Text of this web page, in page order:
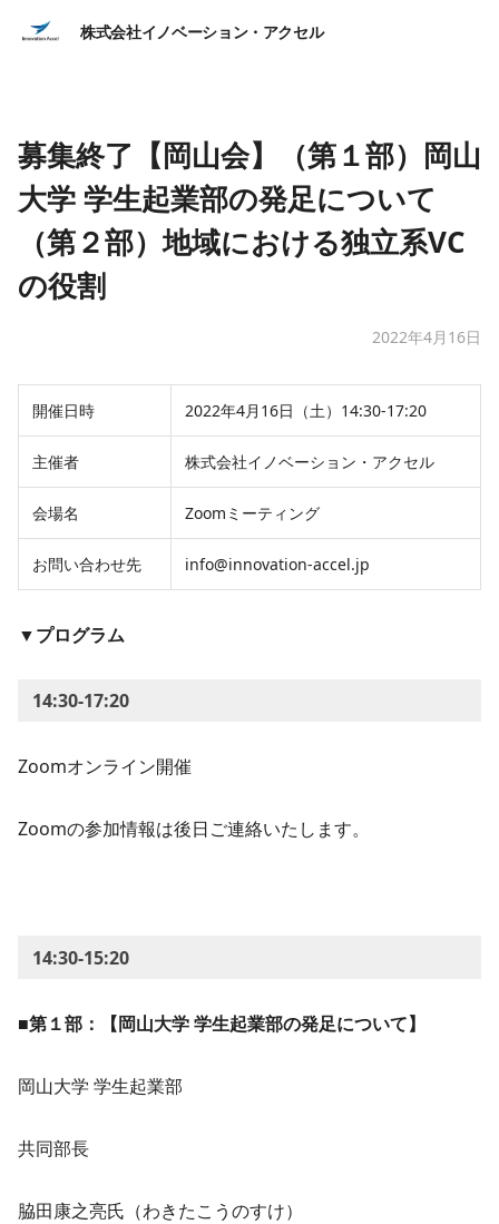
株式会社イノベーション・アクセル
募集終了【岡山会】（第１部）岡山
大学 学生起業部の発足について
（第２部）地域における独立系VC
の役割
2022年4月16日
開催日時 2022年4月16日（土）14:30-17:20
主催者 株式会社イノベーション・アクセル
会場名 Zoomミーティング
お問い合わせ先 info@innovation-accel.jp
▼プログラム
14:30-17:20
Zoomオンライン開催
Zoomの参加情報は後日ご連絡いたします。
14:30-15:20
■第１部：【岡山大学 学生起業部の発足について】
岡山大学 学生起業部
共同部長
脇田康之亮氏（わきたこうのすけ）